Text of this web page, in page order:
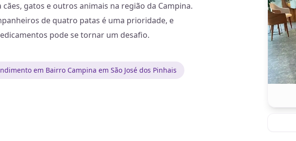
gatos e outros animais na região da Campina.
de quatro patas é uma prioridade, e
pode se tornar um desafio.
em Bairro Campina em São José dos Pinhais